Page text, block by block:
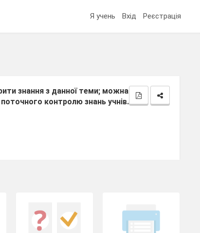
Я учень Вхід Реєстрація
знання з данної теми; можна
контролю знань учнів.